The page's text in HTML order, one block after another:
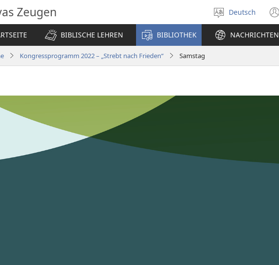
Zeugen
Sprache
auswählen
Deutsch
BIBLISCHE LEHREN BIBLIOTHEK NACHRICHTEN
Kongressprogramm 2022 – „Strebt nach Frieden“ Samstag